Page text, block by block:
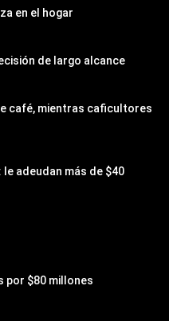
en el hogar
de largo alcance
café, mientras caficultores
adeudan más de $40
por $80 millones